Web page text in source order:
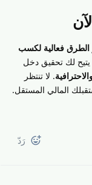
الطرق فعالية لكسب
يتيح لك تحقيق دخل
. لا تنتظر
المالي المستقل.
رَدّ